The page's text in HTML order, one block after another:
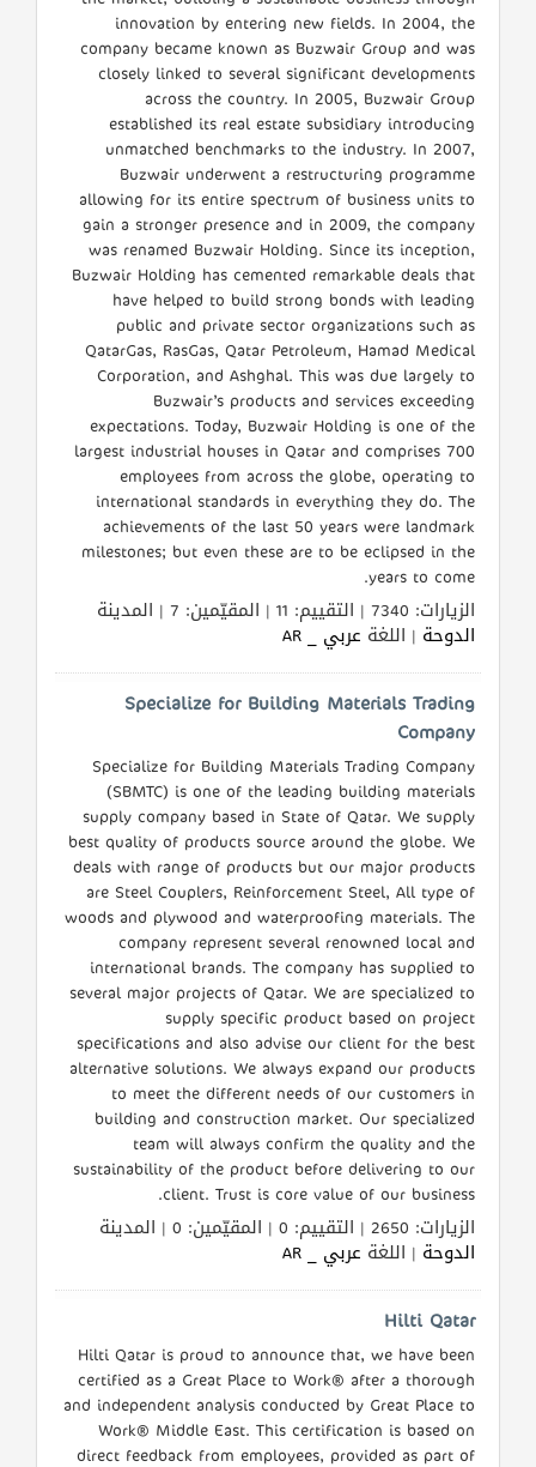
innovation by entering new fields. In 2004, the
company became known as Buzwair Group and was
closely linked to several significant developments
across the country. In 2005, Buzwair Group
established its real estate subsidiary introducing
unmatched benchmarks to the industry. In 2007,
Buzwair underwent a restructuring programme
allowing for its entire spectrum of business units to
gain a stronger presence and in 2009, the company
was renamed Buzwair Holding. Since its inception,
Buzwair Holding has cemented remarkable deals that
have helped to build strong bonds with leading
public and private sector organizations such as
QatarGas, RasGas, Qatar Petroleum, Hamad Medical
Corporation, and Ashghal. This was due largely to
Buzwair’s products and services exceeding
expectations. Today, Buzwair Holding is one of the
largest industrial houses in Qatar and comprises 700
employees from across the globe, operating to
international standards in everything they do. The
achievements of the last 50 years were landmark
milestones; but even these are to be eclipsed in the
years to come.
الزيارات: 7340 | التقييم: 11 | المقيّمين: 7 | المدينة
الدوحة | اللغة عربي _ AR
Specialize for Building Materials Trading
Company
Specialize for Building Materials Trading Company
(SBMTC) is one of the leading building materials
supply company based in State of Qatar. We supply
best quality of products source around the globe. We
deals with range of products but our major products
are Steel Couplers, Reinforcement Steel, All type of
woods and plywood and waterproofing materials. The
company represent several renowned local and
international brands. The company has supplied to
several major projects of Qatar. We are specialized to
supply specific product based on project
specifications and also advise our client for the best
alternative solutions. We always expand our products
to meet the different needs of our customers in
building and construction market. Our specialized
team will always confirm the quality and the
sustainability of the product before delivering to our
client. Trust is core value of our business.
الزيارات: 2650 | التقييم: 0 | المقيّمين: 0 | المدينة
الدوحة | اللغة عربي _ AR
Hilti Qatar
Hilti Qatar is proud to announce that, we have been
certified as a Great Place to Work® after a thorough
and independent analysis conducted by Great Place to
Work® Middle East. This certification is based on
direct feedback from employees, provided as part of